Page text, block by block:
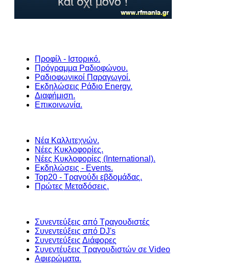
Προφίλ - Ιστορικό.
Πρόγραμμα Ραδιοφώνου.
Ραδιοφωνικοί Παραγωγοί.
Εκδηλώσεις Ράδιο Energy.
Διαφήμιση.
Επικοινωνία.
Νέα Καλλιτεχνών.
Νέες Κυκλοφορίες.
Νέες Κυκλοφορίες (International).
Εκδηλώσεις - Events.
Top20 - Τραγούδι εβδομάδας.
Πρώτες Μεταδόσεις.
Συνεντεύξεις από Τραγουδιστές
Συνεντεύξεις από DJ's
Συνεντεύξεις Διάφορες
Συνεντέυξεις Τραγουδιστών σε Video
Αφιερώματα.